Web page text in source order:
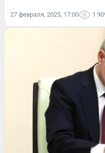
27 февраля, 2025, 17:00 1